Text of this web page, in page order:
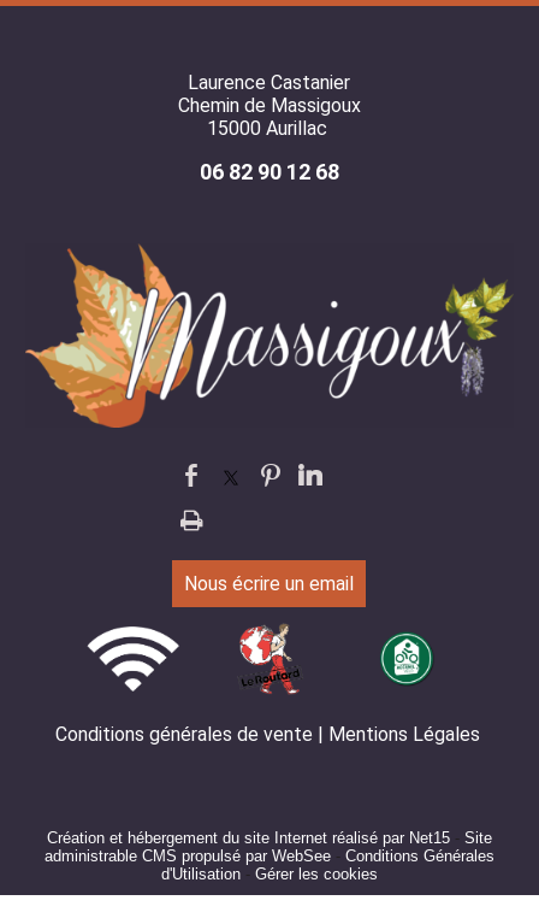
Laurence Castanier
Chemin de Massigoux
15000 Aurillac
06 82 90 12 68
Nous écrire un email
Conditions générales de vente Mentions Légales
Création et hébergement du site Internet réalisé par Net15 - Site
administrable CMS propulsé par WebSee - Conditions Générales
d'Utilisation - Gérer les cookies